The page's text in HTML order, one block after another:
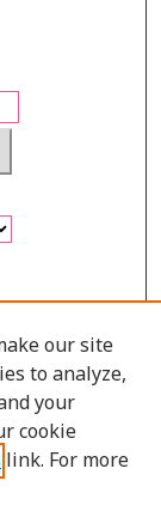
our site
to analyze,
your
cookie
link. For more